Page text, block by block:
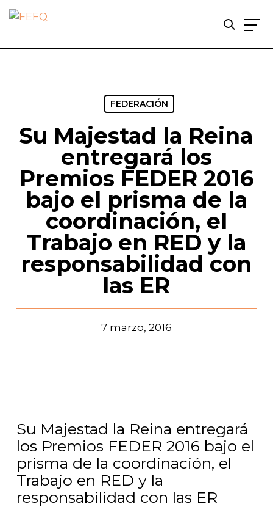
FEDERACIÓN
Su Majestad la Reina
entregará los
Premios FEDER 2016
bajo el prisma de la
coordinación, el
Trabajo en RED y la
responsabilidad con
las ER
7 marzo, 2016
Su Majestad la Reina entregará
los Premios FEDER 2016 bajo el
prisma de la coordinación, el
Trabajo en RED y la
responsabilidad con las ER